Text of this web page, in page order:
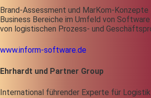
Brand-Assessment und MarKom-
Business Bereiche im Umfeld von
von logistischen Prozess- und
www.inform-software.de
Ehrhardt und Partner Group
International führender Experte für